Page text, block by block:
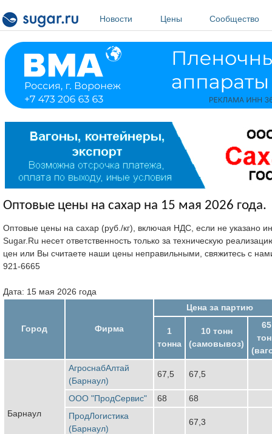
Новости
Цены Сообщество
Оптовые цены на сахар на 15 мая 2026 года.
Оптовые цены на сахар (руб./кг), включая НДС, если не указано
Sugar.Ru несет ответственность только за техническую
цен или Вы считаете наши цены неправильными, свяжитесь с
921-6665
Дата: 15 мая 2026 года
Город Фирма
Цена за партию
1
тонна
10 тонн
(самовывоз)
65
Барнаул
АгроснабАлтай
(Барнаул)
67,5 67,5
ООО "ПродСервис" 68
68
ПродЛогистика
(Барнаул)
67,3